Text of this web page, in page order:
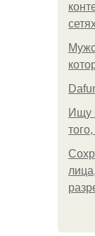
Ищу